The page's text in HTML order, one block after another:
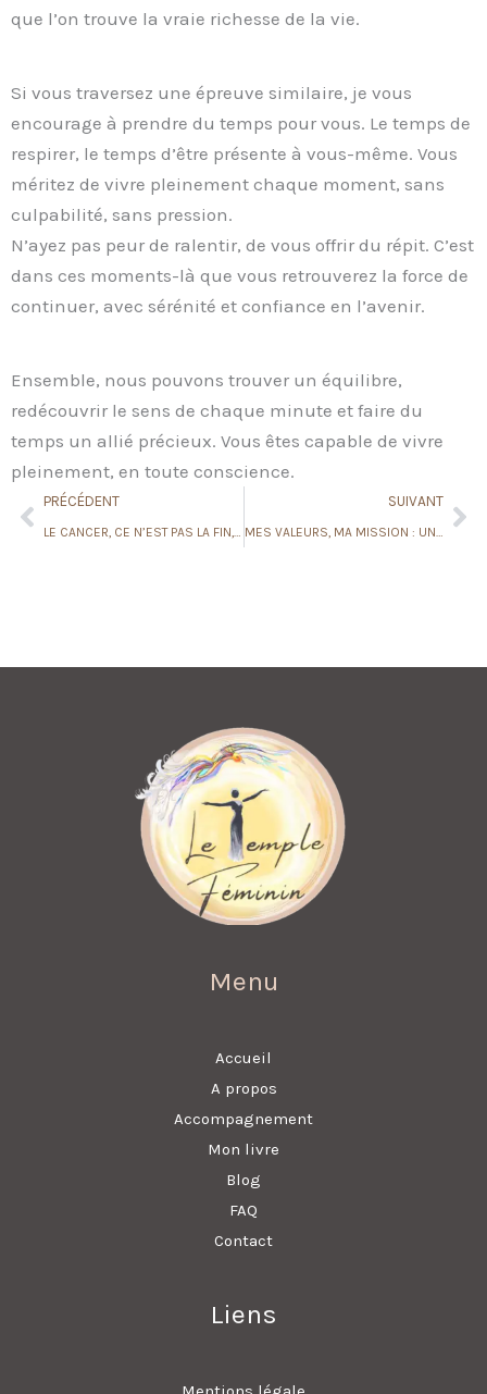
que l’on trouve la vraie richesse de la vie.
Si vous traversez une épreuve similaire, je vous
encourage à prendre du temps pour vous. Le temps de
respirer, le temps d’être présente à vous-même. Vous
méritez de vivre pleinement chaque moment, sans
culpabilité, sans pression.
N’ayez pas peur de ralentir, de vous offrir du répit. C’est
dans ces moments-là que vous retrouverez la force de
continuer, avec sérénité et confiance en l’avenir.
Ensemble, nous pouvons trouver un équilibre,
redécouvrir le sens de chaque minute et faire du
temps un allié précieux. Vous êtes capable de vivre
pleinement, en toute conscience.
Prev
PRÉCÉDENT
LE CANCER, CE N’EST PAS LA FIN, C’EST UN NOUVEAU DEPART
SUIVANT
MES VALEURS, MA MISSION : UN ENGAGEMENT AUTHENTIQUE ET HUMAIN
Menu
Accueil
A propos
Accompagnement
Mon livre
Blog
FAQ
Contact
Liens